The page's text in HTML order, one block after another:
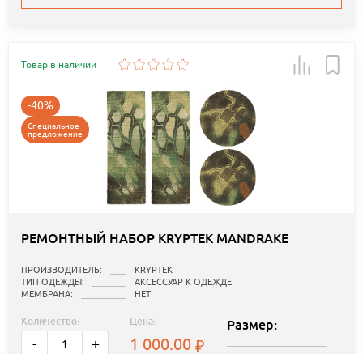
Товар в наличии
-40%
Специальное
предложение
РЕМОНТНЫЙ НАБОР KRYPTEK MANDRAKE
ПРОИЗВОДИТЕЛЬ:
KRYPTEK
ТИП ОДЕЖДЫ:
АКСЕССУАР К ОДЕЖДЕ
МЕМБРАНА:
НЕТ
Количество:
- +
Цена:
1 000.00
Размер: